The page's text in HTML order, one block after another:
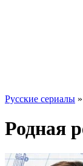
Русские сериалы »
Родная